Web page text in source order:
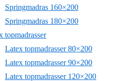
Springmadras 160×200
Springmadras 180×200
topmadrasser
Latex topmadrasser 80×200
Latex topmadrasser 90×200
Latex topmadrasser 120×200